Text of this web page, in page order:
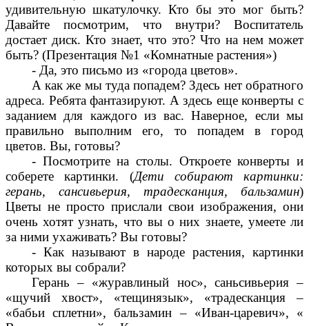
удивительную шкатулочку. Кто бы это мог быть?
Давайте посмотрим, что внутри? Воспитатель
достает диск. Кто знает, что это? Что на нем может
быть? (Презентация №1 «Комнатные растения»)
- Да, это письмо из «города цветов».
А как же мы туда попадем? Здесь нет обратного
адреса. Ребята фантазируют. А здесь еще конверты с
заданием для каждого из вас. Наверное, если мы
правильно выполним его, то попадем в город
цветов. Вы, готовы?
- Посмотрите на столы. Откроете конверты и
соберете картинки. (Дети собирают картинки:
герань, сансивьерия, традесканция, бальзамин)
Цветы не просто прислали свои изображения, они
очень хотят узнать, что вы о них знаете, умеете ли
за ними ухаживать? Вы готовы?
- Как называют в народе растения, картинки
которых вы собрали?
Герань – «журавлиный нос», саньсивьерия –
«щучий хвост», «тещинязык», «традесканция –
«бабьи сплетни», бальзамин – «Иван-царевич», «